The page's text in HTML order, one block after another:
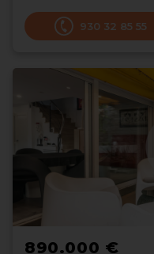
930 32 85 55
890.000 €